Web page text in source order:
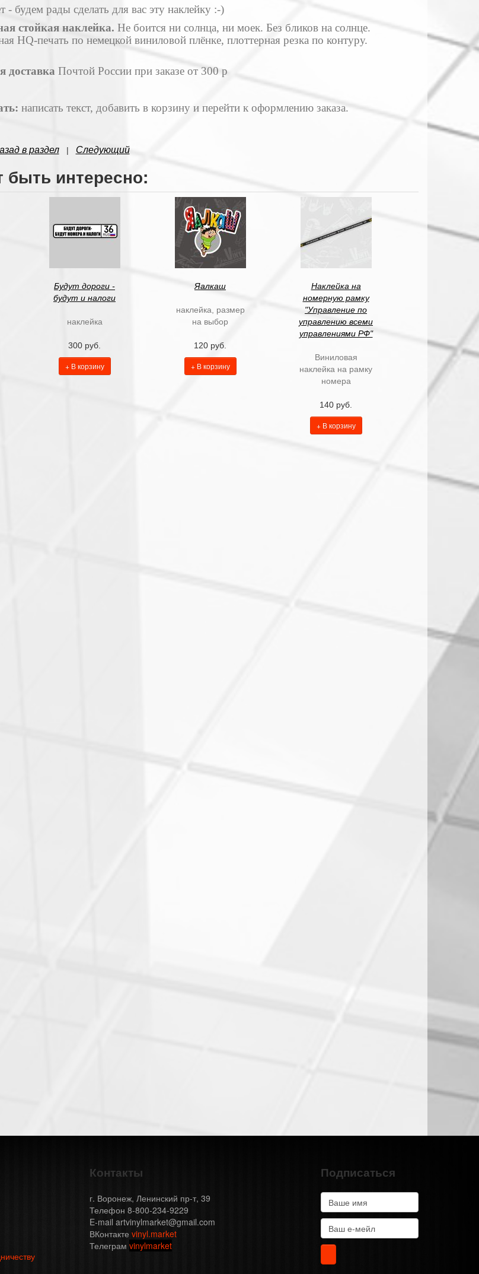
- будем рады сделать для вас эту наклейку :-)
стойкая наклейка. Не боится ни солнца, ни моек. Без бликов на солнце.
HQ-печать по немецкой виниловой плёнке, плоттерная резка по контуру.
доставка Почтой России при заказе от 300 р
написать текст, добавить в корзину и перейти к оформлению заказа.
в раздел| Следующий
быть интересно:
Будут дороги -
будут и налоги
наклейка
300 руб.
+ В корзину
Яалкаш
наклейка, размер
на выбор
120 руб.
+ В корзину
Наклейка на
номерную рамку
"Управление по
управлению всеми
управлениями РФ"
Виниловая
наклейка на рамку
номера
140 руб.
+ В корзину
Контакты
г. Воронеж, Ленинский пр-т, 39
Телефон 8-800-234-9229
E-mail artvinylmarket@gmail.com
ВКонтакте vinyl.market
Телеграм vinylmarket
Подписаться